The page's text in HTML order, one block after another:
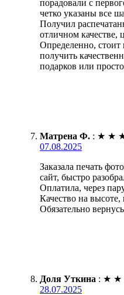
порадовали с
четко указаны все
Получил
отличном качестве,
Определенно, стоит
получить
подарков или
Матрена Ф. : ★ ★
07.08.2025
Заказала печать
сайт, быстро
Оплатила, через
Качество на
Обязательно
Доля Уткина : ★ ★
28.07.2025